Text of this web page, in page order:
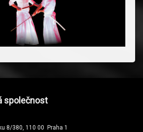
společnost
8/380, 110 00 Praha 1